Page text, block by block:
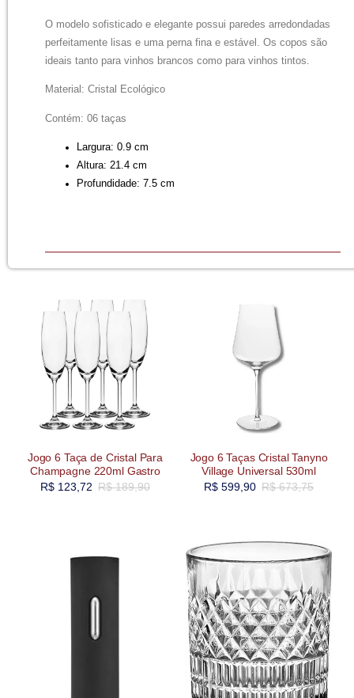
O modelo sofisticado e elegante possui paredes arredondadas
perfeitamente lisas e uma perna fina e estável. Os copos são
ideais tanto para vinhos brancos como para vinhos tintos.
Material: Cristal Ecológico
Contém: 06 taças
Largura: 0.9 cm
Altura: 21.4 cm
Profundidade: 7.5 cm
Jogo 6 Taça de Cristal Para
Champagne 220ml Gastro
R$189,90
R$123,72
Jogo 6 Taças Cristal Tanyno
Village Universal 530ml
R$673,75
R$599,90